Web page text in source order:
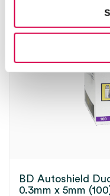
BD Autoshield
0.3mm x 5mm